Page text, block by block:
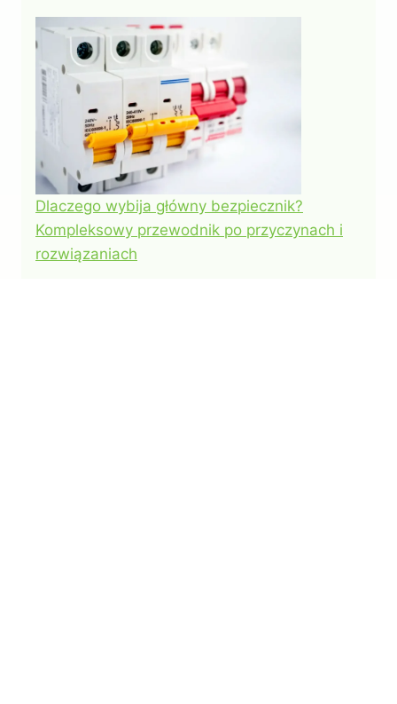
Dlaczego wybija główny bezpiecznik?
Kompleksowy przewodnik po przyczynach i
rozwiązaniach